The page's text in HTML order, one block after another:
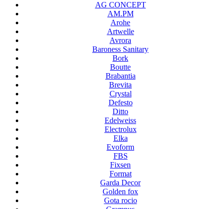
AG CONCEPT
AM.PM
Arohe
Artwelle
Avrora
Baroness Sanitary
Bork
Boutte
Brabantia
Brevita
Crystal
Defesto
Ditto
Edelweiss
Electrolux
Elka
Evoform
FBS
Fixsen
Format
Garda Decor
Golden fox
Gota rocio